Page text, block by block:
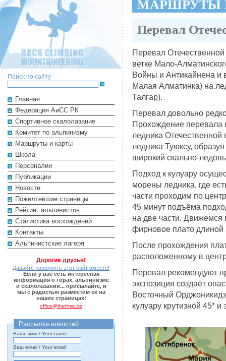
Поиск по сайту
Главная
Федерация АиСС РК
Cпортивное скалолазание
Комитет по альпинизму
Маршруты и карты
Школа
Персоналии
Публикации
Новости
Пожелтевшие страницы
Рейтинг альпинистов
Cтатистика восхождений
Контакты
Альпинистские лагеря
Дорогие друзья!
Давайте наполнять этот сайт вместе!
Если у вас есть интересная
информация о горах, альпинизме
и скалолазании... присылайте, и
мы с радостью разместим её на
наших страницах!
office@thefmsc.kz
Рассылка новостей
Ваше имя / Your name
Ваш email / Your email
МАРШРУТЫ
Перевал
Перевал
ветке Мало-
Войны и Антикайнена и
Малая Алматинка) на
Талгар).
Перевал довольно
Прохождение перевала
ледника
ледника Туюксу,
широкий скально-
Подход к кулуару
морены ледника, где
части проходим по
45 минут подъёма
на две части. Движемся
фирновое плато длиной
После прохождения
расположенному в
Перевал рекомендуют
экспозиция создаёт
Восточный
кулуару крутизной 45* и